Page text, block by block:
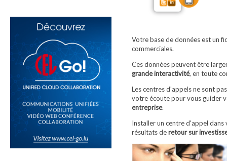
Votre base de données est un
commerciales.
Ces données peuvent être
grande interactivité, en toute
Les centres d'appels ne sont
votre écoute pour vous guider
entreprise.
Installer un centre d'appel
résultats deretour sur